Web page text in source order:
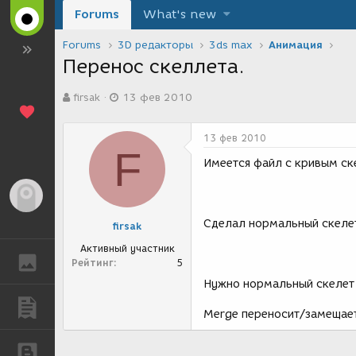
ГАЛЕРЕЯ
Forums What's new
Forums 3D редакторы 3ds max Анимация
Перенос скеллета.
в
firsak
а
а
о
з
д
и
я
13 фев 2010
F
firsak
Активный участник
Рейтинг
5
13 фев 2010
Имеется файл с кривым
Сделал нормальный
Нужно нормальный скелет
Merge переносит/